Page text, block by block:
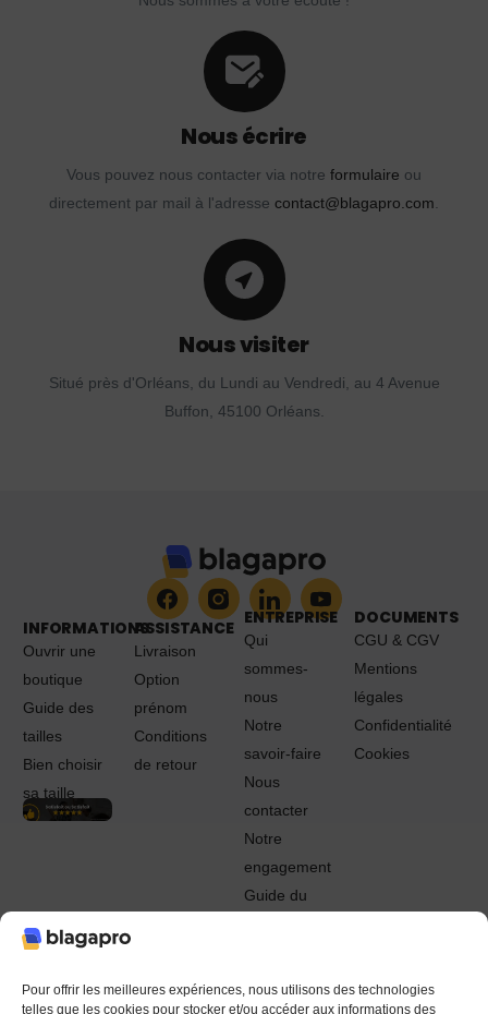
Pour offrir les meilleures expériences, nous utilisons des technologies
telles que les cookies pour stocker et/ou accéder aux informations des
Nous écrire
Vous pouvez nous contacter via notre formulaire ou
directement par mail à l'adresse contact@blagapro.com.
Nous visiter
Situé près d'Orléans, du Lundi au Vendredi, au 4 Avenue
Buffon, 45100 Orléans.
INFORMATIONS
Ouvrir une
boutique
Guide des
tailles
Bien choisir
sa taille
ASSISTANCE
Livraison
Option
prénom
Conditions
de retour
ENTREPRISE
Qui
sommes-
nous
Notre
savoir-faire
Nous
contacter
Notre
engagement
Guide du
DOCUMENTS
CGU & CGV
Mentions
légales
Confidentialité
Cookies
© 2022 - 2024 Blagapro. Tous droits réservés. Textiles
personnalisés à Orléans